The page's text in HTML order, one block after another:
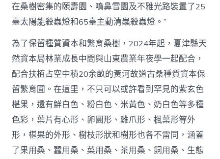
在桑樹密集的頤壽園、噴鼻雪園及不雅光路裝置了25
臺太陽能殺蟲燈和65臺主動清蟲殺蟲燈。”
為了保留種質資本和繁育桑樹，2024年起，夏津縣天
然資本局林業成長中間與山東農業年夜學一起配合，
配合扶植占空中積20余畝的黃河故道古桑種質資本保
留繁育圃。在這里，不只可以或許看到罕見的紫玄色
椹果，還有鮮白色、粉白色、米黃色、奶白色等多種
色彩，葉片有心形、卵圓形、雞爪形、楓葉形等外
形，椹果的外形、樹枝形狀和樹形也各不雷同，涵蓋
了果用桑、蠶用桑、菜用桑、茶用桑、飼用桑、生態